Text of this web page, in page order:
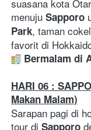
suasana kota
menuju Sapporo
Park, taman
favorit di
Bermalam di
HARI 06 :
Makan Malam)
Sarapan pagi di
tour di Sapporo